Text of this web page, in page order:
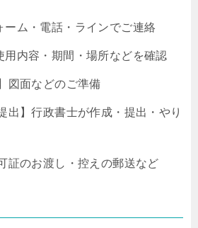
ーム・電話・ラインでご連絡
用内容・期間・場所などを確認
図面などのご準備
出】行政書士が作成・提出・やり
証のお渡し・控えの郵送など